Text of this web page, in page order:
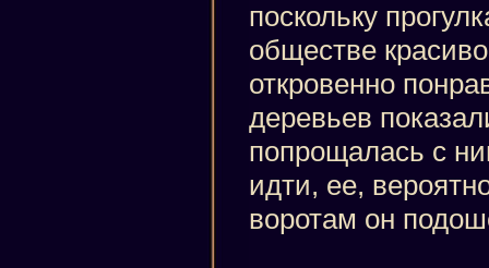
поскольку
обществе
откровенно
деревьев
попрощалась с
идти, ее,
воротам он